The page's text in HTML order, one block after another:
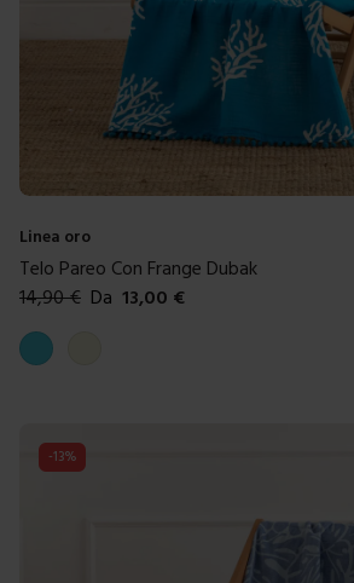
Linea oro
Telo Pareo Con Frange Dubak
14,90€ Da 13,00 €
Colori disponibili
Azzurro
-13%